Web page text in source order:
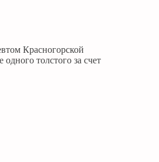
Красногорской
толстого за счет